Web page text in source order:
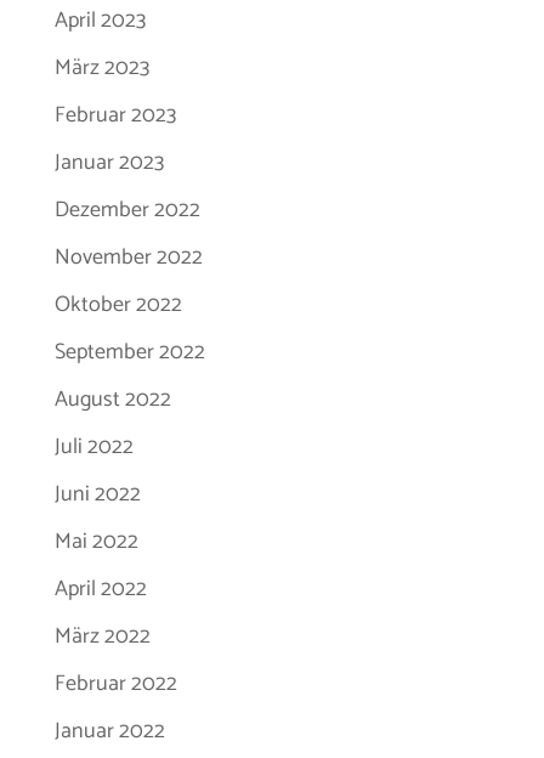
April 2023
März 2023
Februar 2023
Januar 2023
Dezember 2022
November 2022
Oktober 2022
September 2022
August 2022
Juli 2022
Juni 2022
Mai 2022
April 2022
März 2022
Februar 2022
Januar 2022